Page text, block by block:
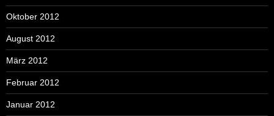
Oktober 2012
August 2012
März 2012
Februar 2012
Januar 2012